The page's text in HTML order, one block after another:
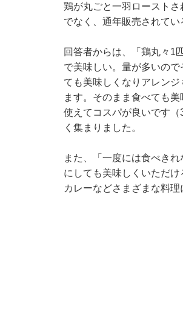
鶏が丸ごと一羽ロースト
でなく、通年販売されてい
回答者からは、「鶏丸々1
で美味しい。量が多いの
ても美味しくなりアレン
ます。そのまま食べても
使えてコスパが良いです
く集まりました。
また、「一度には食べき
にしても美味しくいただ
カレーなどさまざまな料